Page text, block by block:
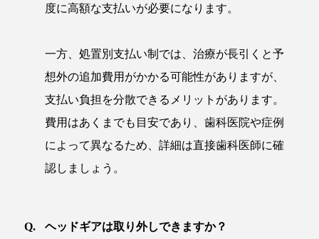
度に高額な支払いが必要になります。
一方、処置別支払い制では、治療が長引くと予
想外の追加費用がかかる可能性がありますが、
支払い負担を分散できるメリットがあります​。
費用はあくまでも目安であり、歯科医院や症例
によって異なるため、詳細は直接歯科医師に確
認しましょう。
ヘッドギアは取り外しできますか？